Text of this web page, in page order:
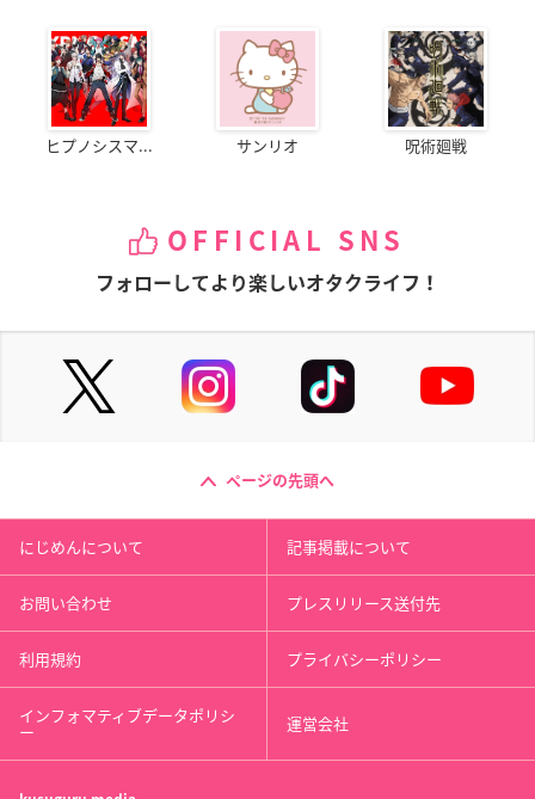
ヒプノシスマ... サンリオ 呪術廻戦
OFFICIAL SNS
フォローしてより楽しいオタクライフ！
ページの先頭へ
にじめんについて 記事掲載について
お問い合わせ プレスリリース送付先
利用規約 プライバシーポリシー
インフォマティブデータポリシ
ー 運営会社